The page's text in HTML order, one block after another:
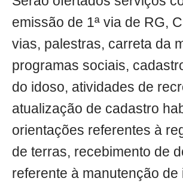
emissão de 1ª via de RG,
vias, palestras, carreta da
programas sociais,
do idoso, atividades de
atualização de cadastro
orientações referentes à
de terras, recebimento de
referente à manutenção de